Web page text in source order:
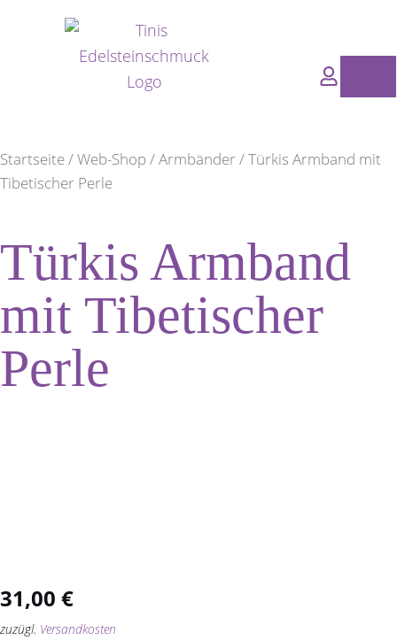
Startseite/Web-Shop /Armbänder/ Türkis Armband mit
Tibetischer Perle
Türkis Armband
mit Tibetischer
Perle
31,00 €
zuzügl. Versandkosten